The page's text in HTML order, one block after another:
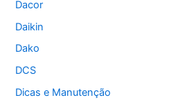
Dacor
Daikin
Dako
DCS
Dicas e Manutenção